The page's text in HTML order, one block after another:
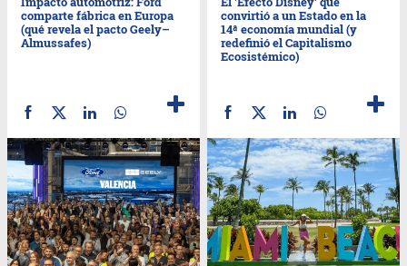
comparte fábrica en Europa
(qué revela el pacto Geely–
Almussafes)
convirtió a un Estado en la
14ª economía mundial (y
redefinió el Capitalismo
Ecosistémico)